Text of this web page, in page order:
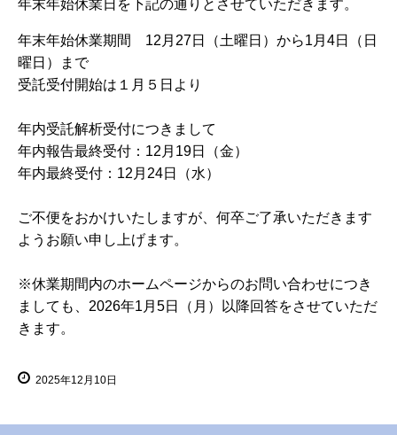
年末年始休業日を下記の通りとさせていただきます。
年末年始休業期間 12月27日（土曜日）から1月4日（日
曜日）まで
受託受付開始は１月５日より
年内受託解析受付につきまして
年内報告最終受付：12月19日（金）
年内最終受付：12月24日（水）
ご不便をおかけいたしますが、何卒ご了承いただきます
ようお願い申し上げます。
※休業期間内のホームページからのお問い合わせにつき
ましても、2026年1月5日（月）以降回答をさせていただ
きます。
2025年12月10日